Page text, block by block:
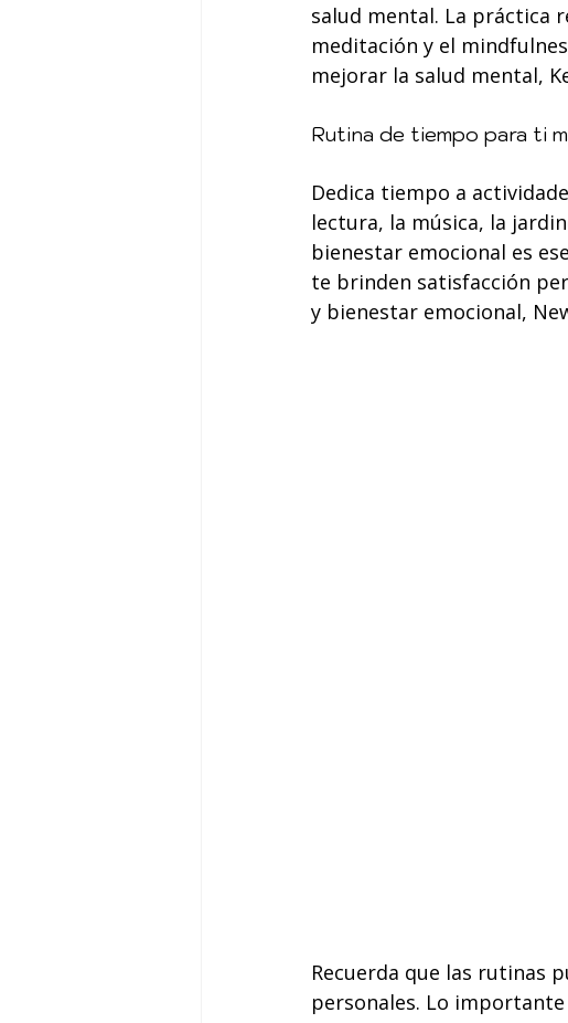
salud mental. La práctica
meditación y el
mejorar la salud mental,
Rutina de tiempo para ti
Dedica tiempo a
lectura, la música, la
bienestar emocional es
te brinden satisfacción
y bienestar emocional,
Recuerda que las rutinas
personales. Lo